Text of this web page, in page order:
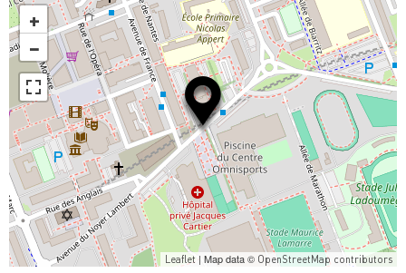
+
−
Leaflet | Map data © OpenStreetMap contributors